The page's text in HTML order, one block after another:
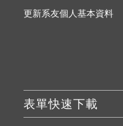
更新系友個人基本資料
表單快速下載